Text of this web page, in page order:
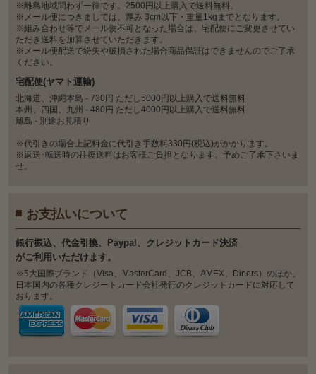
※離島地域問わず一律です。2500円以上購入で送料無料。
※メール便につきましては、厚み 3cm以下・重量1kgまでとなります。
※組み合わせ等でメール便不可となった場合は、宅配便にご変更させてい
ただき送料を加算させていただきます。
※メール便配送で紛失や破損された場合商品保証はできませんのでご了承
ください。
宅配便(ヤマト運輸)
北海道、沖縄本島 - 730円 ただし5000円以上購入で送料無料
本州、四国、九州 - 480円 ただし4000円以上購入で送料無料
離島 - 別途お見積り
※代引きの場合上記料金に代引き手数料330円(税込)がかかります。
※返送･転送時の往復送料はお客様ご負担となります。予めご了承下さいま
せ。
お支払いについて
銀⾏振込、代⾦引換、Paypal、クレジットカード決済
がご利⽤いただけます。
※5大国際ブランド（Visa、MasterCard、JCB、AMEX、Diners）のほか、
日本国内の各種クレジートカード会社発行のクレジットカードに対応して
おります。